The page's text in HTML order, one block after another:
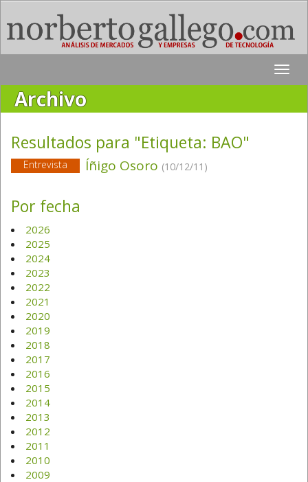
Toggle
Archivo
Resultados para "Etiqueta: BAO"
Entrevista Íñigo Osoro (10/12/11)
Por fecha
2026
2025
2024
2023
2022
2021
2020
2019
2018
2017
2016
2015
2014
2013
2012
2011
2010
2009